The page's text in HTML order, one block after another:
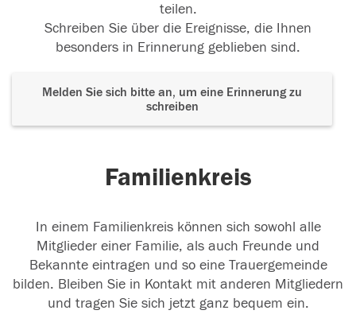
teilen.
Schreiben Sie über die Ereignisse, die Ihnen
besonders in Erinnerung geblieben sind.
Melden Sie sich bitte an, um eine Erinnerung zu
schreiben
Familienkreis
In einem Familienkreis können sich sowohl alle
Mitglieder einer Familie, als auch Freunde und
Bekannte eintragen und so eine Trauergemeinde
bilden. Bleiben Sie in Kontakt mit anderen Mitgliedern
und tragen Sie sich jetzt ganz bequem ein.